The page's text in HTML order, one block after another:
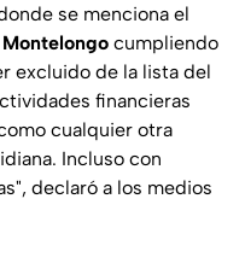
se menciona el
cumpliendo
excluido de la lista del
financieras
cualquier otra
Incluso con
declaró a los medios